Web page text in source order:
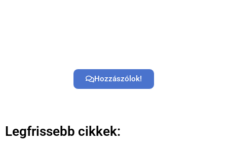
Hozzászólok!
Legfrissebb cikkek: